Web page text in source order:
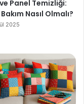
Panel Temizliği:
Nasıl Olmalı?
2025